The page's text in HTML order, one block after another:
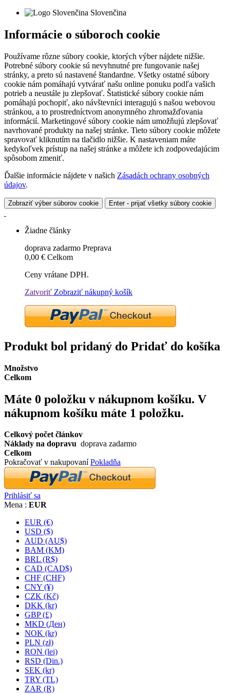
Slovenčina
Informácie o súboroch cookie
Používame rôzne súbory cookie, ktorých výber nájdete nižšie.
Potrebné súbory cookie sú nevyhnutné pre fungovanie našej
stránky, a preto sú nastavené štandardne. Všetky ostatné súbory
cookie nám pomáhajú vytvárať našu online ponuku podľa vašich
potrieb a neustále ju zlepšovať. Štatistické súbory cookie nám
pomáhajú pochopiť, ako návštevníci interagujú s našou webovou
stránkou, a to prostredníctvom anonymného zhromažďovania
informácií. Marketingové súbory cookie nám umožňujú zlepšovať
navrhované produkty na našej stránke. Tieto súbory cookie môžete
spravovať kliknutím na tlačidlo nižšie. K nastaveniam máte
kedykoľvek prístup na našej stránke a môžete ich zodpovedajúcim
spôsobom zmeniť.
Ďalšie informácie nájdete v našich Zásadách ochrany osobných
údajov.
Zobraziť výber súborov cookie Enter - prijať všetky súbory cookie
Žiadne články
doprava zadarmo Preprava
0,00 € Celkom
Ceny vrátane DPH.
Zatvoriť Zobraziť nákupný košík
Produkt bol pridaný do Pridať do košíka
Množstvo
Celkom
Máte 0 položku v nákupnom košíku. V
nákupnom košíku máte 1 položku.
Celkový počet článkov
Náklady na dopravu doprava zadarmo
Celkom
Pokračovať v nakupovaníPokladňa
Prihlásiť sa
Mena : EUR
EUR (€)
USD ($)
AUD (AU$)
BAM (KM)
BRL (R$)
CAD (CAD$)
CHF (CHF)
CNY (¥)
CZK (Kč)
DKK (kr)
GBP (£)
MKD (Ден)
NOK (kr)
PLN (zł)
RON (lei)
RSD (Din.)
SEK (kr)
TRY (TL)
ZAR (R)